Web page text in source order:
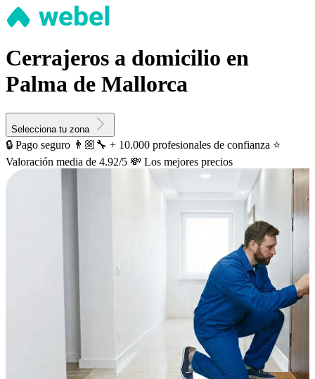
Cerrajeros a domicilio en
Palma de Mallorca
Selecciona tu zona
🔒 Pago seguro 👨🏼‍🔧 + 10.000 profesionales de confianza ⭐️
Valoración media de 4.92/5 💸 Los mejores precios